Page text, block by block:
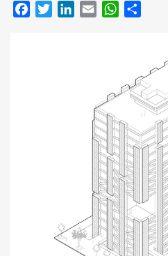
FacebookTwitterLinkedIn
Email WhatsApp